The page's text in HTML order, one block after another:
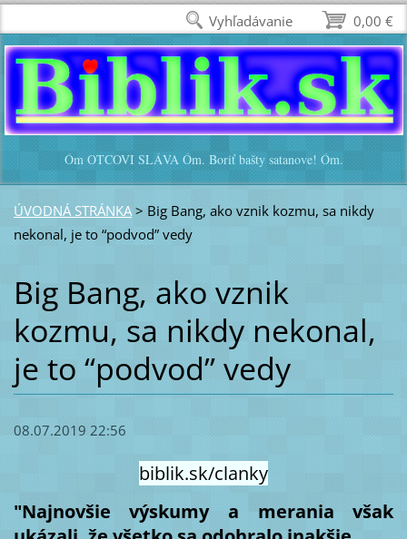
Óm OTCOVI SLÁVA Óm. Boriť bašty satanove! Óm.
ÚVODNÁ STRÁNKA > Big Bang, ako vznik kozmu, sa nikdy
nekonal, je to “podvod” vedy
Big Bang, ako vznik
kozmu, sa nikdy nekonal,
je to “podvod” vedy
08.07.2019 22:56
biblik.sk/clanky
"Najnovšie výskumy a merania však
0,00 €
Vyhľadávanie